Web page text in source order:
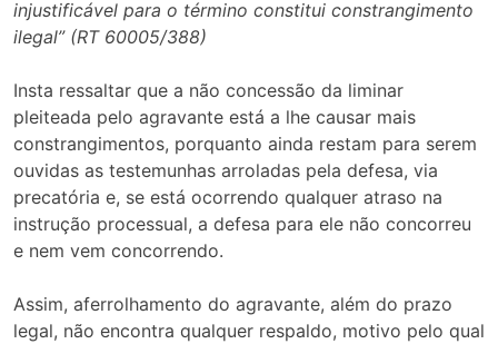
injustificável para o término constitui constrangimento
ilegal” (RT 60005/388)
Insta ressaltar que a não concessão da liminar
pleiteada pelo agravante está a lhe causar mais
constrangimentos, porquanto ainda restam para serem
ouvidas as testemunhas arroladas pela defesa, via
precatória e, se está ocorrendo qualquer atraso na
instrução processual, a defesa para ele não concorreu
e nem vem concorrendo.
Assim, aferrolhamento do agravante, além do prazo
legal, não encontra qualquer respaldo, motivo pelo qual